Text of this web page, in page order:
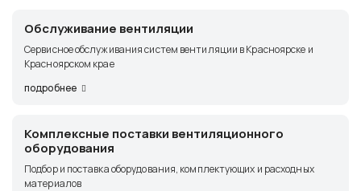
Обслуживание вентиляции
Сервисное обслуживания систем вентиляции в Красноярске и
Красноярском крае
подробнее
Комплексные поставки вентиляционного
оборудования
Подбор и поставка оборудования, комплектующих и расходных
материалов